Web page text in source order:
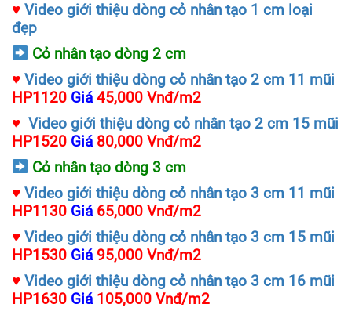
♥ Video giới thiệu dòng cỏ nhân tạo 1 cm loại
đẹp
Cỏ nhân tạo dòng 2 cm
♥ Video giới thiệu dòng cỏ nhân tạo 2 cm 11 mũi
HP1120 Giá 45,000 Vnđ/m2
♥ Video giới thiệu dòng cỏ nhân tạo 2 cm 15 mũi
HP1520 Giá 80,000 Vnđ/m2
Cỏ nhân tạo dòng 3 cm
♥ Video giới thiệu dòng cỏ nhân tạo 3 cm 11 mũi
HP1130 Giá 65,000 Vnđ/m2
♥ Video giới thiệu dòng cỏ nhân tạo 3 cm 15 mũi
HP1530 Giá 95,000 Vnđ/m2
♥ Video giới thiệu dòng cỏ nhân tạo 3 cm 16 mũi
HP1630 Giá 105,000 Vnđ/m2